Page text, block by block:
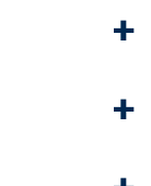
запросу.